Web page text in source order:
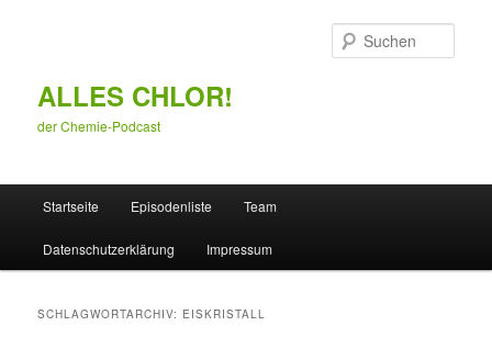
ALLES CHLOR!
der Chemie-Podcast
Startseite Episodenliste Team
Datenschutzerklärung Impressum
SCHLAGWORTARCHIV: EISKRISTALL